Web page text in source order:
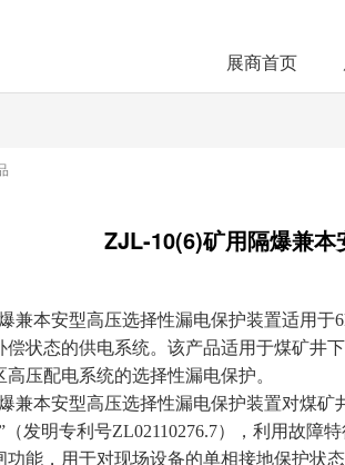
展商首页
ZJL-10(6)矿用隔爆兼
爆兼本安型高压选择性漏电保护装置适用于
偿状态的供电系统。该产品适用于煤矿井
压配电系统的选择性漏电保护。
爆兼本安型高压选择性漏电保护装置对煤矿
（发明专利号ZL02110276.7），利用故障
功能，用于对现场设备的单相接地保护状